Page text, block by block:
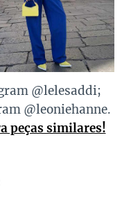
@lelesaddi;
@leoniehanne.
peças similares!